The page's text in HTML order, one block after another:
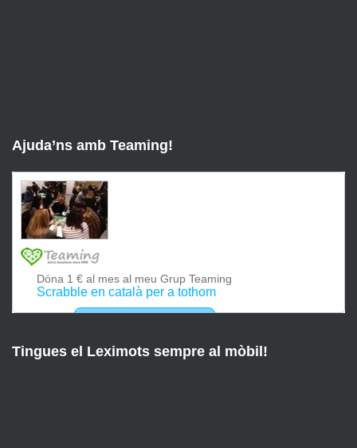
Ajuda’ns amb Teaming!
Tingues el Leximots sempre al mòbil!